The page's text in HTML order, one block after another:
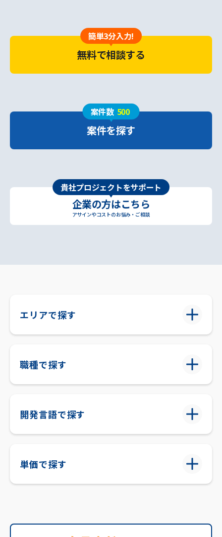
簡単3分入力!
無料で相談する
案件数 500
案件を探す
貴社プロジェクトをサポート
企業の方はこちら
アサインやコストのお悩み・ご相談
エリアで探す
職種で探す
開発言語で探す
単価で探す